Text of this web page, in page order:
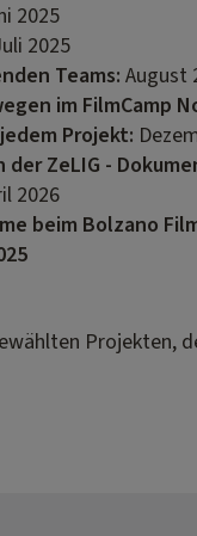
2025
2025
Teams: August
im FilmCamp
Projekt:
ZeLIG -
2026
beim Bolzano
Projekten,